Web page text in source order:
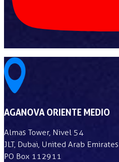
AGANOVA ORIENTE MEDIO
Almas Tower, Nivel 54
JLT, Dubai, United Arab Emirates
PO Box 112911